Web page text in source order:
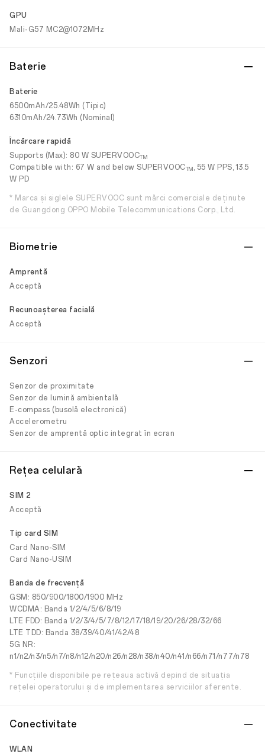
GPU
Mali-G57 MC2@1072MHz
Baterie
Baterie
6500mAh/25.48Wh (Tipic)
6310mAh/24.73Wh (Nominal)
Încărcare rapidă
Supports (Max): 80 W SUPERVOOCTM
Compatible with: 67 W and below SUPERVOOCTM, 55 W PPS, 13.5
W PD
* Marca și siglele SUPERVOOC sunt mărci comerciale deținute
de Guangdong OPPO Mobile Telecommunications Corp., Ltd.
Biometrie
Amprentă
Acceptă
Recunoașterea facială
Acceptă
Senzori
Senzor de proximitate
Senzor de lumină ambientală
E-compass (busolă electronică)
Accelerometru
Senzor de amprentă optic integrat în ecran
Rețea celulară
SIM 2
Acceptă
Tip card SIM
Card Nano-SIM
Card Nano-USIM
Banda de frecvență
GSM: 850/900/1800/1900 MHz
WCDMA: Banda 1/2/4/5/6/8/19
LTE FDD: Banda 1/2/3/4/5/7/8/12/17/18/19/20/26/28/32/66
LTE TDD: Banda 38/39/40/41/42/48
5G NR:
n1/n2/n3/n5/n7/n8/n12/n20/n26/n28/n38/n40/n41/n66/n71/n77/n78
* Funcțiile disponibile pe rețeaua activă depind de situația
rețelei operatorului și de implementarea serviciilor aferente.
Conectivitate
WLAN